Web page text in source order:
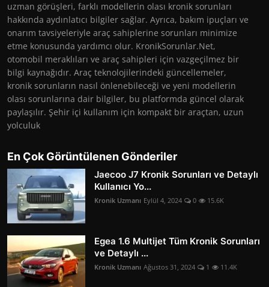
uzman görüşleri, farklı modellerin olası kronik sorunları
hakkında aydınlatıcı bilgiler sağlar. Ayrıca, bakım ipuçları ve
onarım tavsiyeleriyle araç sahiplerine sorunları minimize
etme konusunda yardımcı olur. KronikSorunlar.Net,
otomobil meraklıları ve araç sahipleri için vazgeçilmez bir
bilgi kaynağıdır. Araç teknolojilerindeki güncellemeler,
kronik sorunların nasıl önlenebileceği ve yeni modellerin
olası sorunlarına dair bilgiler, bu platformda güncel olarak
paylaşılır. Şehir içi kullanım için kompakt bir araçtan, uzun
yolculuk
En Çok Görüntülenen Gönderiler
Jaecoo J7 Kronik Sorunları ve Detaylı
Kullanıcı Yo...
Kronik Uzmanı Eylül 4, 2024 0 15.6K
Egea 1.6 Multijet Tüm Kronik Sorunları
ve Detaylı ...
Kronik Uzmanı Ağustos 31, 2024 1 11.4K